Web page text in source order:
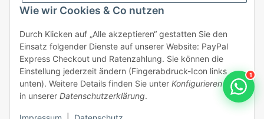
Wie wir Cookies & Co nutzen
Durch Klicken auf „Alle akzeptieren“ gestatten Sie den
Einsatz folgender Dienste auf unserer Website: PayPal
Express Checkout und Ratenzahlung. Sie können die
Einstellung jederzeit ändern (Fingerabdruck-Icon links
unten). Weitere Details finden Sie unter Konfigurierenund
in unserer Datenschutzerklärung.
1
Gesetzliche Informationen
Vertrag widerrufen
/ * Alle Preise inkl. gesetzlicher USt., inkl.